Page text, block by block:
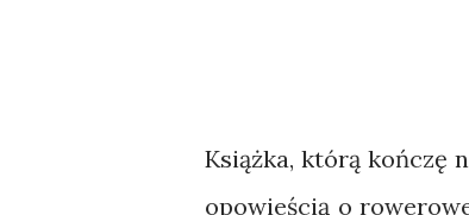
Książka, którą kończę
opowieścią o